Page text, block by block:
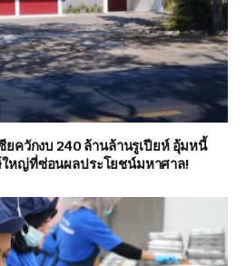
ยควักงบ 240 ล้านล้านรูเปียห์ อุ้มหนี้
หญ่ที่ซ่อนผลประโยชน์มหาศาล!